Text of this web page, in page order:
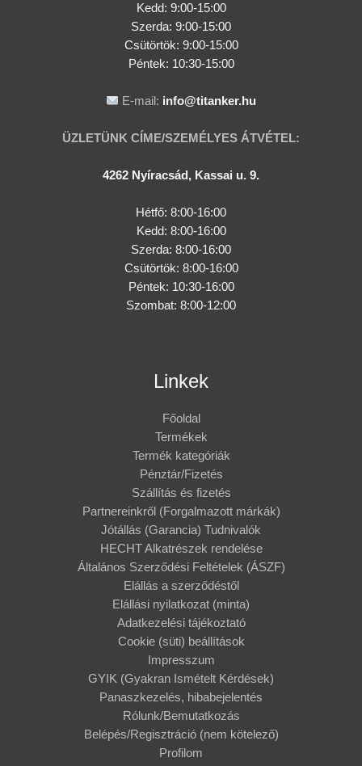
Kedd: 9:00-15:00
Szerda: 9:00-15:00
Csütörtök: 9:00-15:00
Péntek: 10:30-15:00
E-mail: info@titanker.hu
ÜZLETÜNK CÍME/SZEMÉLYES ÁTVÉTEL:
4262 Nyíracsád, Kassai u. 9.
Hétfő: 8:00-16:00
Kedd: 8:00-16:00
Szerda: 8:00-16:00
Csütörtök: 8:00-16:00
Péntek: 10:30-16:00
Szombat: 8:00-12:00
Linkek
Főoldal
Termékek
Termék kategóriák
Pénztár/Fizetés
Szállítás és fizetés
Partnereinkről (Forgalmazott márkák)
Jótállás (Garancia) Tudnivalók
HECHT Alkatrészek rendelése
Általános Szerződési Feltételek (ÁSZF)
Elállás a szerződéstől
Elállási nyilatkozat (minta)
Adatkezelési tájékoztató
Cookie (süti) beállítások
Impresszum
GYIK (Gyakran Ismételt Kérdések)
Panaszkezelés, hibabejelentés
Rólunk/Bemutatkozás
Belépés/Regisztráció (nem kötelező)
Profilom